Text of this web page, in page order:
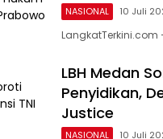
NASIONAL 10 Juli
LangkatTerkini.com
LBH Medan
Penyidikan,
Justice
NASIONAL 10 Juli